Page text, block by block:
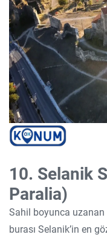
10. Selanik
Paralia)
Sahil boyunca uzanan
burası Selanik’in en